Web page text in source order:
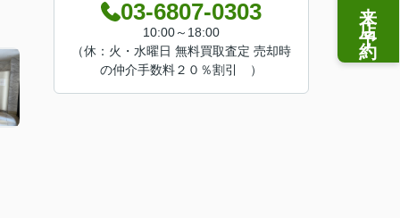
03-6807-0303
10:00～18:00
（休：火・水曜日 無料買取査定 売却時
の仲介手数料２０％割引 ）
来店予約